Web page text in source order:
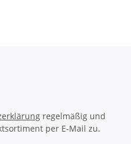
regelmäßig und
per E-Mail zu.